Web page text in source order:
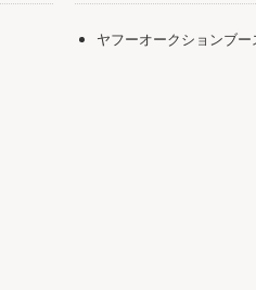
ヤフーオークションブー